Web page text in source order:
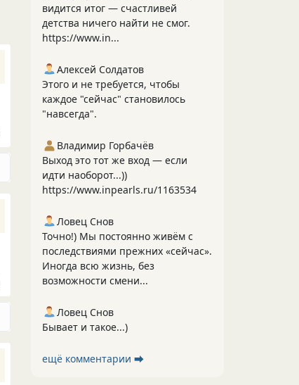
видится итог — счастливей
детства ничего найти не смог.
https://www.in...
Алексей Солдатов
Этого и не требуется, чтобы
каждое "сейчас" становилось
"навсегда".
Владимир Горбачёв
Выход это тот же вход — если
идти наоборот...))
https://www.inpearls.ru/1163534
Ловец Снов
Точно!) Мы постоянно живём с
последствиями прежних «сейчас».
Иногда всю жизнь, без
возможности смени...
Ловец Снов
Бывает и такое...)
ещё комментарии ⮕